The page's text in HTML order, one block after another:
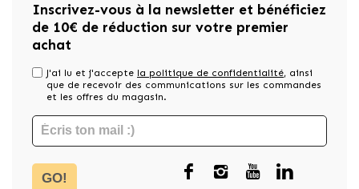
Inscrivez-vous à la newsletter et bénéficiez
de 10€ de réduction sur votre premier
achat
J'ai lu et j'accepte la politique de confidentialité, ainsi
que de recevoir des communications sur les commandes
et les offres du magasin.
GO!